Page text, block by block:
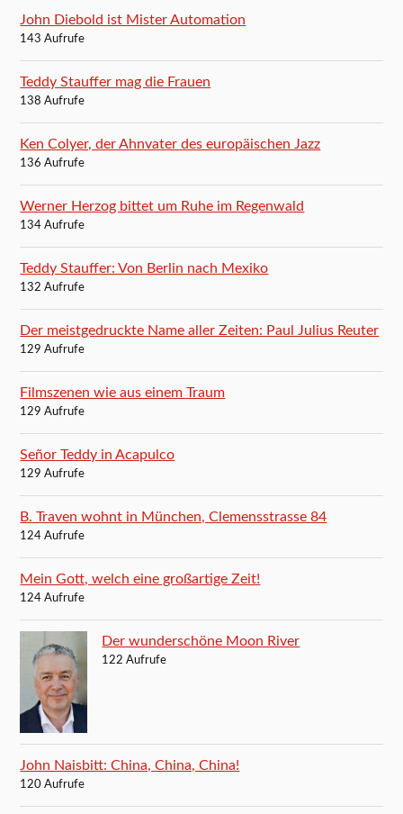
John Diebold ist Mister Automation
143 Aufrufe
Teddy Stauffer mag die Frauen
138 Aufrufe
Ken Colyer, der Ahnvater des europäischen Jazz
136 Aufrufe
Werner Herzog bittet um Ruhe im Regenwald
134 Aufrufe
Teddy Stauffer: Von Berlin nach Mexiko
132 Aufrufe
Der meistgedruckte Name aller Zeiten: Paul Julius Reuter
129 Aufrufe
Filmszenen wie aus einem Traum
129 Aufrufe
Señor Teddy in Acapulco
129 Aufrufe
B. Traven wohnt in München, Clemensstrasse 84
124 Aufrufe
Mein Gott, welch eine großartige Zeit!
124 Aufrufe
Der wunderschöne Moon River
122 Aufrufe
John Naisbitt: China, China, China!
120 Aufrufe